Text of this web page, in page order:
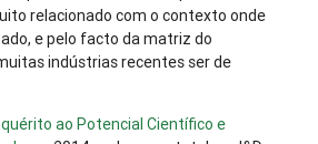
relacionado com o contexto onde
e pelo facto da matriz do
indústrias recentes ser de
ao Potencial Científico e